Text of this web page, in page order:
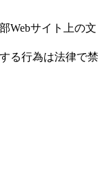
Webサイト上の文
る行為は法律で禁